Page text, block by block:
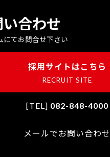
合わせ
にてお問合せ下さい
採用サイトはこちら
RECRUIT SITE
[TEL] 082-848-4000
メールでお問い合わせ